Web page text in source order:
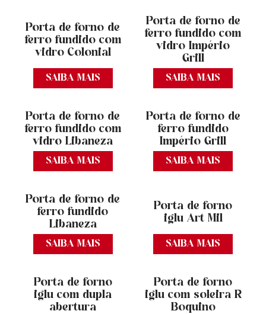
Porta de forno de
ferro fundido com
vidro Colonial
SAIBA MAIS
Porta de forno de
ferro fundido com
vidro Império
Grill
SAIBA MAIS
Porta de forno de
ferro fundido com
vidro Libaneza
SAIBA MAIS
Porta de forno de
ferro fundido
Império Grill
SAIBA MAIS
Porta de forno de
ferro fundido
Libaneza
SAIBA MAIS
Porta de forno
iglu Art Mil
SAIBA MAIS
Porta de forno
iglu com dupla
abertura
Porta de forno
iglu com soleira R
Boquino